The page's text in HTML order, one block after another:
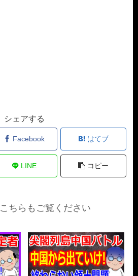
シェアする
Facebook はてブ
LINE コピー
こちらもご覧ください